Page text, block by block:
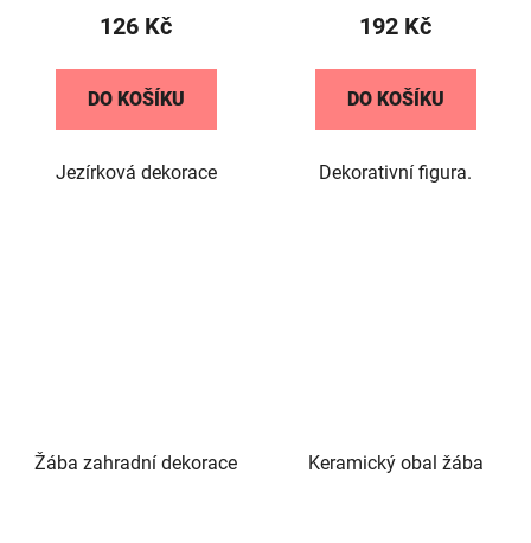
126 Kč
DO KOŠÍKU
Jezírková dekorace
produktu
z
hvězdiček.
192 Kč
DO KOŠÍKU
Dekorativní figura.
Žába zahradní dekorace Keramický obal žába